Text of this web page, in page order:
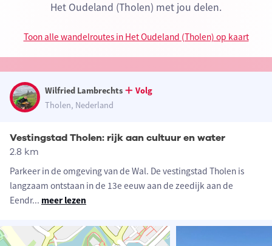
Het Oudeland (Tholen) met jou delen.
Toon alle wandelroutes in Het Oudeland (Tholen) op kaart
Wilfried Lambrechts
Volg
Tholen, Nederland
Vestingstad Tholen: rijk aan cultuur en water
2.8 km
Parkeer in de omgeving van de Wal. De vestingstad Tholen is
langzaam ontstaan in de 13e eeuw aan de zeedijk aan de
Eendr... meer lezen